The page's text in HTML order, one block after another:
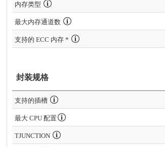
内存类型
最大内存通道数
支持的 ECC 内存 *
封装规格
支持的插槽
最大 CPU 配置
TJUNCTION